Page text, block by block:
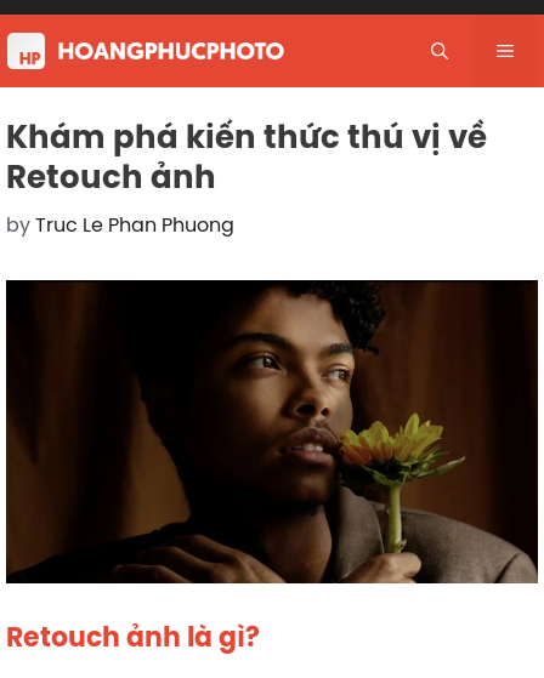
Skip
to
content
Khám phá kiến thức thú vị về
Retouch ảnh
byTruc Le Phan Phuong
Retouch ảnh là gì?